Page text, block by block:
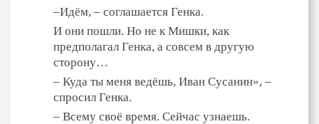
–Идём, – соглашается Генка.
И они пошли. Но не к Мишки, как
предполагал Генка, а совсем в другую
сторону…
– Куда ты меня ведёшь, Иван Сусанин», –
спросил Генка.
– Всему своё время. Сейчас узнаешь.